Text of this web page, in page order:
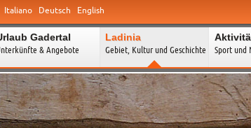
Italiano Deutsch English
Gadertal
& Angebote
Ladinia
Gebiet, Kultur und Geschichte Sport und